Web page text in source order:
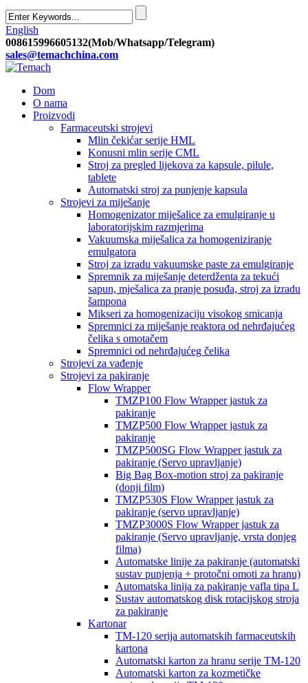
English
008615996605132(Mob/Whatsapp/Telegram)
sales@temachchina.com
Dom
O nama
Proizvodi
Farmaceutski strojevi
Mlin čekićar serije HML
Konusni mlin serije CML
Stroj za pregled lijekova za kapsule, pilule,
tablete
Automatski stroj za punjenje kapsula
Strojevi za miješanje
Homogenizator miješalice za emulgiranje u
laboratorijskim razmjerima
Vakuumska miješalica za homogeniziranje
emulgatora
Stroj za izradu vakuumske paste za emulgiranje
Spremnik za miješanje deterdženta za tekući
sapun, mješalica za pranje posuđa, stroj za izradu
šampona
Mikseri za homogenizaciju visokog smicanja
Spremnici za miješanje reaktora od nehrđajućeg
čelika s omotačem
Spremnici od nehrđajućeg čelika
Strojevi za vađenje
Strojevi za pakiranje
Flow Wrapper
TMZP100 Flow Wrapper jastuk za
pakiranje
TMZP500 Flow Wrapper jastuk za
pakiranje
TMZP500SG Flow Wrapper jastuk za
pakiranje (Servo upravljanje)
Big Bag Box-motion stroj za pakiranje
(donji film)
TMZP530S Flow Wrapper jastuk za
pakiranje (servo upravljanje)
TMZP3000S Flow Wrapper jastuk za
pakiranje (Servo upravljanje, vrsta donjeg
filma)
Automatske linije za pakiranje (automatski
sustav punjenja + protočni omoti za hranu)
Automatska linija za pakiranje vafla tipa L
Sustav automatskog disk rotacijskog stroja
za pakiranje
Kartonar
TM-120 serija automatskih farmaceutskih
kartona
Automatski karton za hranu serije TM-120
Automatski karton za kozmetičke